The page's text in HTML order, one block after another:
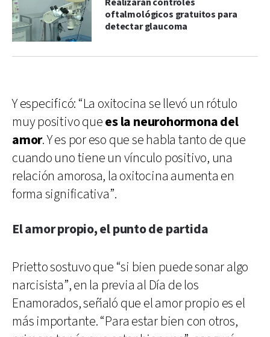
oftalmológicos gratuitos para
detectar glaucoma
Y especificó: “La oxitocina se llevó un rótulo
muy positivo quees la neurohormona del
amor. Y es por eso que se habla tanto de que
cuando uno tiene un vínculo positivo, una
relación amorosa, la oxitocina aumenta en
forma significativa”.
El amor propio, el punto de partida
Prietto sostuvo que “si bien puede sonar algo
narcisista”, en la previa al Día de los
Enamorados, señaló que el amor propio es el
más importante. “Para estar bien con otros,